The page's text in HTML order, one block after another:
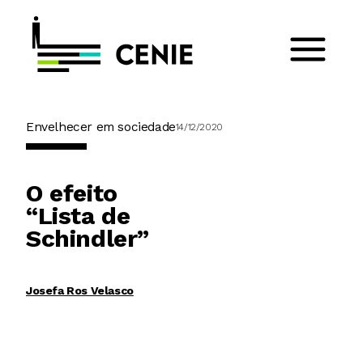
Envelhecer em sociedade14/12/2020
O efeito
“Lista de
Schindler”
Josefa Ros Velasco